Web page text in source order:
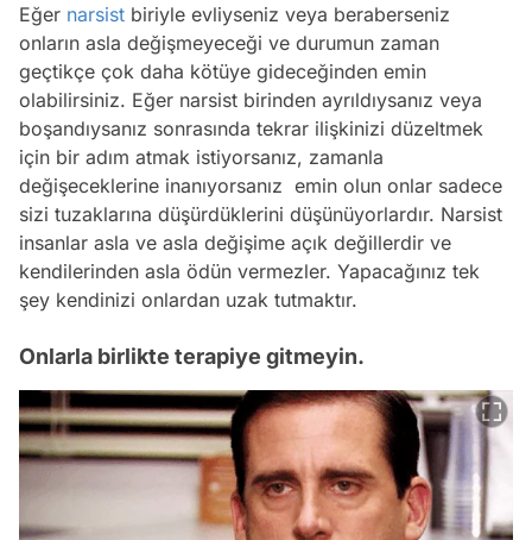
Eğer narsist biriyle evliyseniz veya beraberseniz
onların asla değişmeyeceği ve durumun zaman
geçtikçe çok daha kötüye gideceğinden emin
olabilirsiniz. Eğer narsist birinden ayrıldıysanız veya
boşandıysanız sonrasında tekrar ilişkinizi düzeltmek
için bir adım atmak istiyorsanız, zamanla
değişeceklerine inanıyorsanız emin olun onlar sadece
sizi tuzaklarına düşürdüklerini düşünüyorlardır. Narsist
insanlar asla ve asla değişime açık değillerdir ve
kendilerinden asla ödün vermezler. Yapacağınız tek
şey kendinizi onlardan uzak tutmaktır.
Onlarla birlikte terapiye gitmeyin.